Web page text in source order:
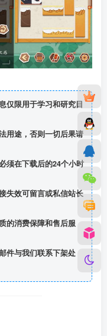
仅限用于学习和研究目
用途，否则一切后果请
须在下载后的24个小时
失效可留言或私信站长
的消费保障和售后服
件与我们联系下架处